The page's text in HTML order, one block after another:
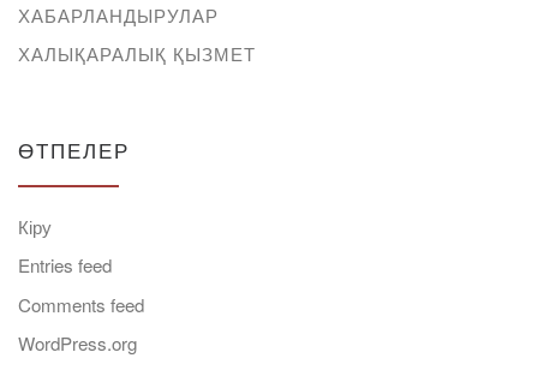
ХАБАРЛАНДЫРУЛАР
ХАЛЫҚАРАЛЫҚ ҚЫЗМЕТ
ӨТПЕЛЕР
Кіру
Entries feed
Comments feed
WordPress.org